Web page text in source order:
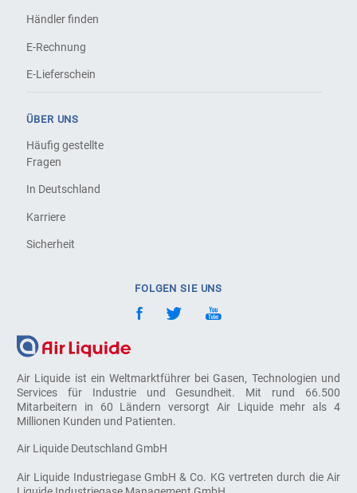
Air Liquide ist ein Weltmarktführer bei Gasen, Technologien und
Services für Industrie und Gesundheit. Mit rund 66.500
Mitarbeitern in 60 Ländern versorgt Air Liquide mehr als 4
Millionen Kunden und Patienten.
Air Liquide Deutschland GmbH
Air Liquide Industriegase GmbH & Co. KG vertreten durch die Air
Händler finden
E-Rechnung
E-Lieferschein
ÜBER UNS
Häufig gestellte
Fragen
In Deutschland
Karriere
Sicherheit
FOLGEN SIE UNS